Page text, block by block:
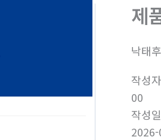
제
낙태
작성자
00
작성일